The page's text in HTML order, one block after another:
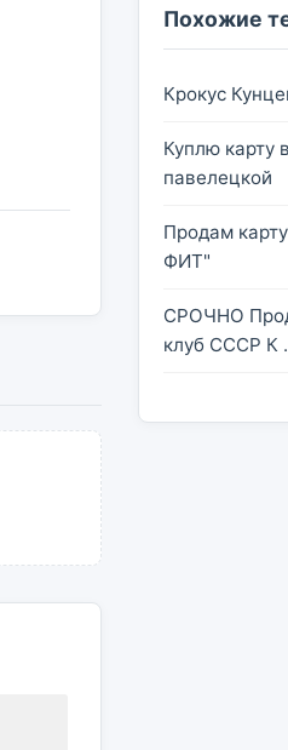
Похожие
Крокус
Куплю карту
павелецкой
Продам
ФИТ"
СРОЧНО
клуб СССР К